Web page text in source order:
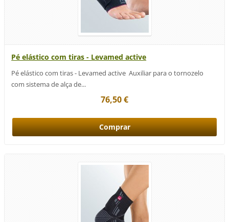
Pé elástico com tiras - Levamed active
Pé elástico com tiras - Levamed active Auxiliar para o tornozelo
com sistema de alça de...
76,50 €